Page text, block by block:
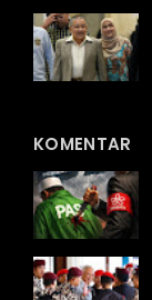
KOMENTAR